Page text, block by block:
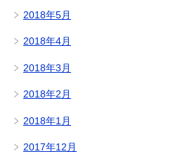
2018年5月
2018年4月
2018年3月
2018年2月
2018年1月
2017年12月